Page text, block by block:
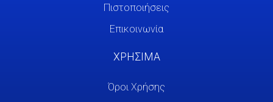
Πιστοποιήσεις
Επικοινωνία
ΧΡΗΣΙΜΑ
Όροι Χρήσης